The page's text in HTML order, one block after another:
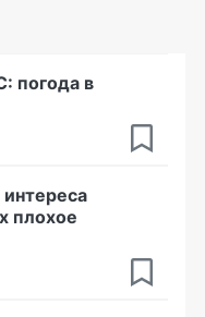
погода в
плохое